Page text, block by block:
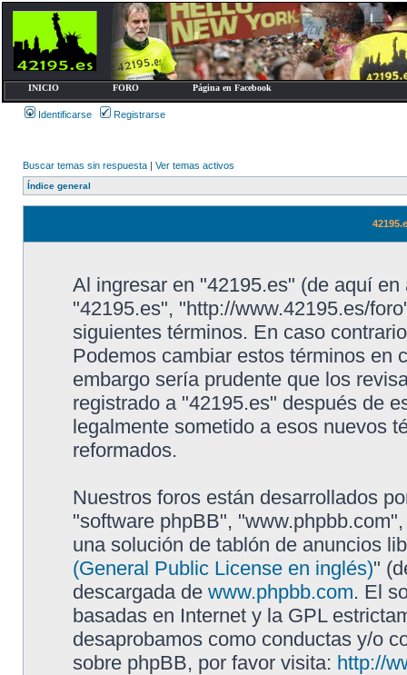
INICIO FORO Página en Facebook
Identificarse Registrarse
Buscar temas sin respuesta | Ver temas activos
Índice general
Al ingresar en "42195.es" (de aquí
"42195.es", "http://www.42195.es/
siguientes términos. En caso
Podemos cambiar estos términos en
embargo sería prudente que los
registrado a "42195.es" después de
legalmente sometido a esos nuevos
reformados.
Nuestros foros están desarrollados
"software phpBB",
una solución de tablón de anuncios
(General Public License en inglés)"
descargada de www.phpbb.com. El
basadas en Internet y la GPL
desaprobamos como conductas y/o
sobre phpBB, por favor visita: http://